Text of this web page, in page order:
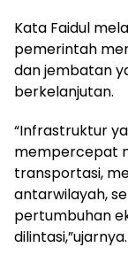
Kata Faidul
pemerintah
dan jembatan
berkelanjutan.
“Infrastruktur
mempercepat
transportasi,
antarwilayah,
pertumbuhan
dilintasi,”ujarnya.